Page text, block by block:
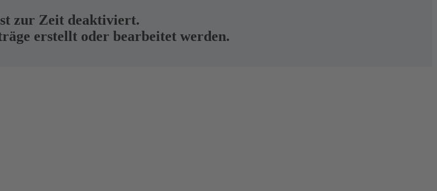
zur Zeit deaktiviert.
erstellt oder bearbeitet werden.